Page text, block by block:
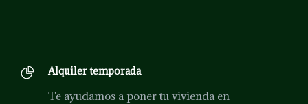
Alquiler temporada
Te ayudamos a poner tu vivienda en